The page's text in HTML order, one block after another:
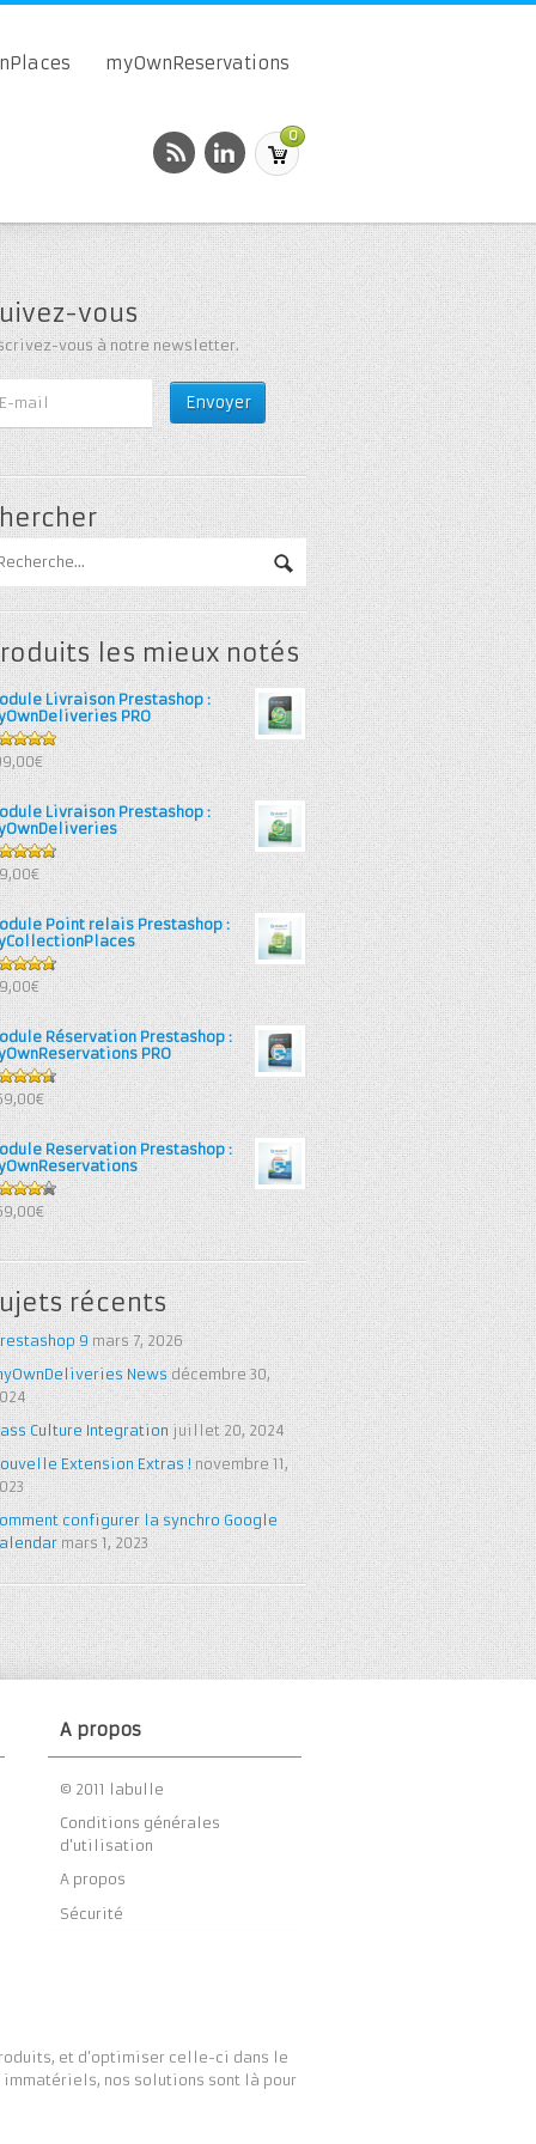
myOwnReservations
0
vous
vous à notre newsletter.
les mieux notés
Livraison Prestashop :
PRO
of 5
Livraison Prestashop :
out
5
Point relais Prestashop :
out
5
Réservation Prestashop :
PRO
out
5
Reservation Prestashop :
out
5
récents
9 mars 7, 2026
News décembre 30,
Culture Integration juillet 20, 2024
Extension Extras ! novembre 11,
configurer la synchro Google
mars 1, 2023
A propos
© 2011 labulle
Conditions générales
d’utilisation
A propos
Sécurité
et d’optimiser celle-ci dans le
immatériels, nos solutions sont là pour